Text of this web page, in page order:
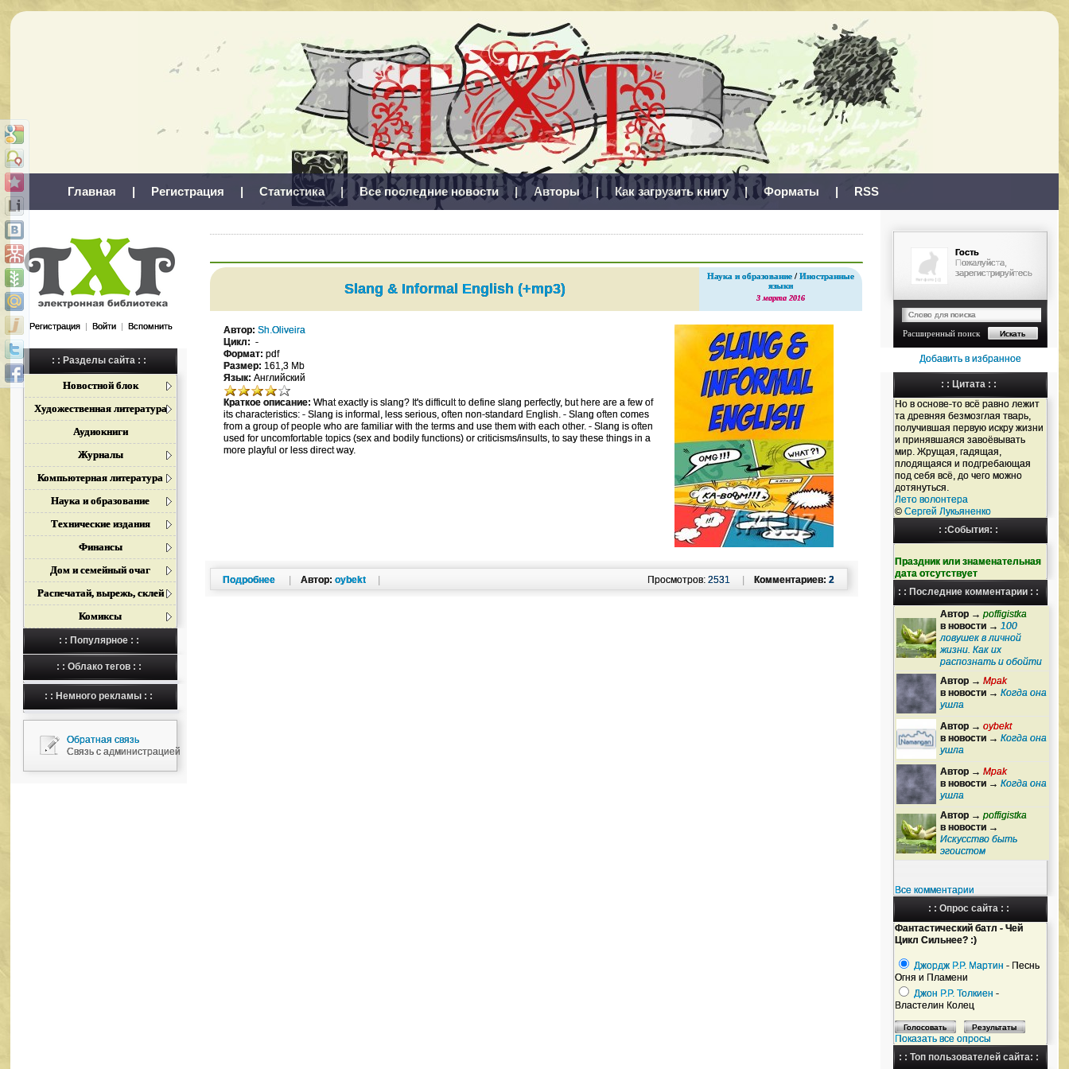
Главная | Регистрация | Статистика | Все последние новости | Авторы | Как загрузить книгу | Форматы | RSS
Регистрация | Войти | Вспомнить
: : Разделы сайта : :
Новостной блок
Художественная литература
Аудиокниги
Журналы
Компьютерная литература
Наука и образование
Технические издания
Финансы
Дом и семейный очаг
Распечатай, вырежь, склей
Комиксы
: : Популярное : :
: : Облако тегов : :
: : Немного рекламы : :
Обратная связь
Связь с администрацией
Гость
Пожалуйста,
зарегистрируйтесь
Расширенный поиск
Добавить в избранное
: : Цитата : :
Но в основе-то всё равно лежит
та древняя безмозглая тварь,
получившая первую искру жизни
и принявшаяся завоёвывать
мир. Жрущая, гадящая,
плодящаяся и подгребающая
под себя всё, до чего можно
дотянуться.
Лето волонтера
© Сергей Лукьяненко
: :События: :
Праздник или знаменательная
дата отсутствует
: : Последние комментарии : :
Автор → poffigistka
в новости → 100
ловушек в личной
жизни. Как их
распознать и обойти
Автор → Mpak
в новости → Когда она
ушла
Автор → oybekt
в новости → Когда она
ушла
Автор → Mpak
в новости → Когда она
ушла
Автор → poffigistka
в новости →
Искусство быть
эгоистом
Все комментарии
: : Опрос сайта : :
Фантастический батл - Чей
Цикл Сильнее? :)
Джордж Р.Р. Мартин - Песнь
Огня и Пламени
Джон Р.Р. Толкиен -
Властелин Колец
Показать все опросы
: : Топ пользователей сайта: :
Slang & Informal English (+mp3)
Наука и образование /Иностранные
языки
3 марта 2016
Автор: Sh.Oliveira
Цикл: -
Формат: pdf
Размер: 161,3 Mb
Язык: Английский
Краткое описание: What exactly is slang? It's difficult to define slang perfectly, but here are a few of
its characteristics: - Slang is informal, less serious, often non-standard English. - Slang often comes
from a group of people who are familiar with the terms and use them with each other. - Slang is often
used for uncomfortable topics (sex and bodily functions) or criticisms/insults, to say these things in a
more playful or less direct way.
Подробнее Автор:oybekt Комментариев: 2
Просмотров: 2531